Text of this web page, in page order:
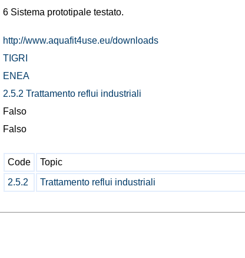
6 Sistema prototipale testato.
http://www.aquafit4use.eu/downloads
TIGRI
ENEA
2.5.2 Trattamento reflui industriali
Falso
Falso
Code Topic
2.5.2
Trattamento reflui industriali